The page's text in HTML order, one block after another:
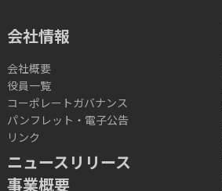
会社情報
会社概要
役員一覧
コーポレートガバナンス
パンフレット・電子公告
リンク
ニュースリリース
事業概要